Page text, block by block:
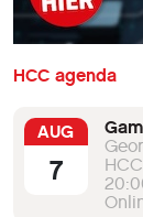
HCC agenda
AUG
7